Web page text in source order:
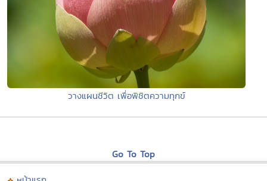
วางแผนชีวิต เพื่อพิชิตความทุกข์
Go To Top